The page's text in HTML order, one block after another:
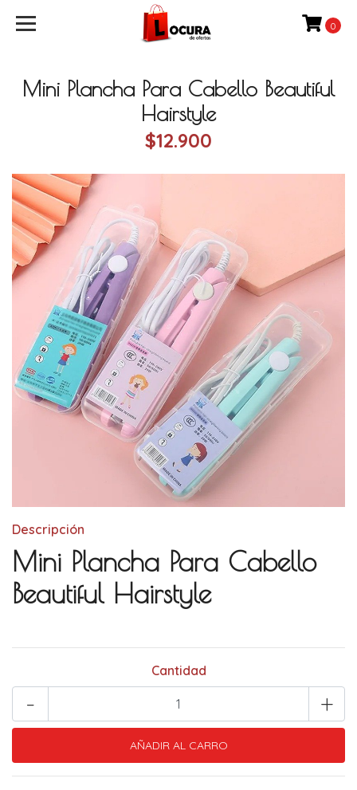
0
Mini Plancha Para Cabello Beautiful
Hairstyle
$12.900
Descripción
Mini Plancha Para Cabello
Beautiful Hairstyle
Cantidad
+
-